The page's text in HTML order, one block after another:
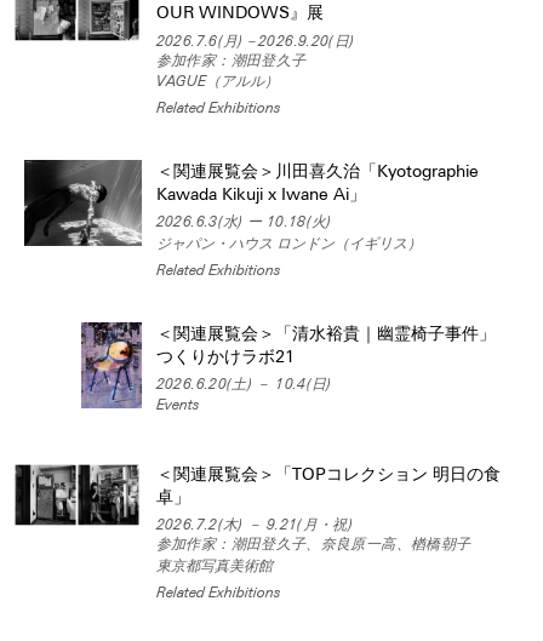
OUR WINDOWS』展
2026.7.6(月)－2026.9.20(日)
参加作家：潮田登久子
VAGUE（アルル）
Related Exhibitions
＜関連展覧会＞川田喜久治「Kyotographie
Kawada Kikuji x Iwane Ai」
2026.6.3(水) ー 10.18(火)
ジャパン・ハウス ロンドン（イギリス）
Related Exhibitions
＜関連展覧会＞「清水裕貴｜幽霊椅子事件」
つくりかけラボ21
2026.6.20(土) － 10.4(日)
Events
＜関連展覧会＞「TOPコレクション 明日の食
卓」
2026.7.2(木) － 9.21(月・祝)
参加作家：潮田登久子、奈良原一高、楢橋朝子
東京都写真美術館
Related Exhibitions